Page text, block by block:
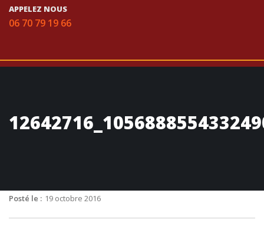
APPELEZ NOUS
06 70 79 19 66
Posté le : 19 octobre 2016